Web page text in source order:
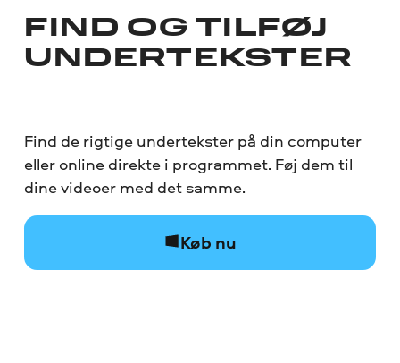
FIND OG TILFØJ
UNDERTEKSTER
Find de rigtige undertekster på din computer
eller online direkte i programmet. Føj dem til
dine videoer med det samme.
Køb nu